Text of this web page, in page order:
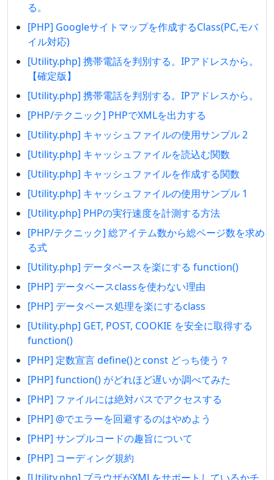
る。
[PHP] Googleサイトマップを作成するClass(PC,モバ
イル対応)
[Utility.php] 携帯電話を判別する。IPアドレスから。
【確定版】
[Utility.php] 携帯電話を判別する。IPアドレスから。
[PHP/テクニック] PHPでXMLを出力する
[Utility.php] キャッシュファイルの使用サンプル 2
[Utility.php] キャッシュファイルを読込む関数
[Utility.php] キャッシュファイルを作成する関数
[Utility.php] キャッシュファイルの使用サンプル 1
[Utility.php] PHPの実行速度を計測する方法
[PHP/テクニック] 総アイテム数から総ページ数を求め
る式
[Utility.php] データベースを楽にする function()
[PHP] データベースclassを使わない理由
[PHP] データベース処理を楽にするclass
[Utility.php] GET, POST, COOKIE を安全に取得する
function()
[PHP] 定数宣言 define()とconst どっち使う？
[PHP] function() がどれほど遅いか調べてみた
[PHP] ファイルには絶対パスでアクセスする
[PHP] @でエラーを回避するのはやめよう
[PHP] サンプルコードの趣旨について
[PHP] コーディング規約